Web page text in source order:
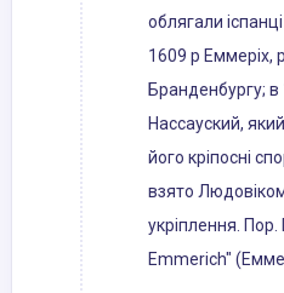
облягали
1609 р Еммеріх,
Бранденбургу;
Нассауский,
його кріпосні
взято Людовіком
укріплення.
Emmerich"